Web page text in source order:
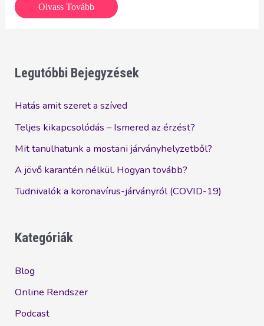
Biológiai
okostelefon
Olvass Tovább
Legutóbbi Bejegyzések
Hatás amit szeret a szíved
Teljes kikapcsolódás – Ismered az érzést?
Mit tanulhatunk a mostani járványhelyzetből?
A jövő karantén nélkül. Hogyan tovább?
Tudnivalók a koronavírus-járványról (COVID-19)
Kategóriák
Blog
Online Rendszer
Podcast